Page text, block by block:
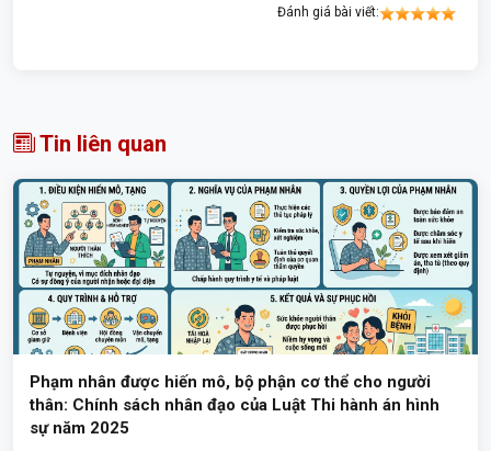
Đánh giá bài viết:
Tin liên quan
Phạm nhân được hiến mô, bộ phận cơ thể cho người
thân: Chính sách nhân đạo của Luật Thi hành án hình
sự năm 2025